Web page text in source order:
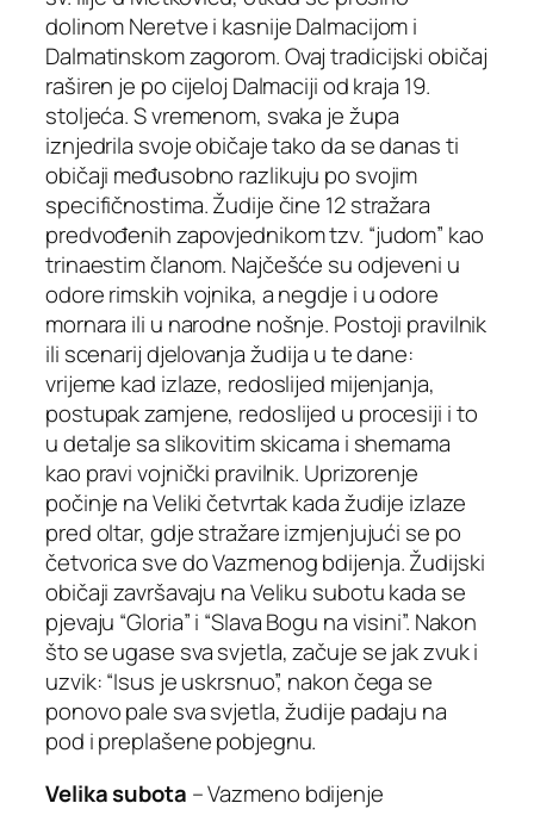
dolinom Neretve i kasnije Dalmacijom i
Dalmatinskom zagorom. Ovaj tradicijski običaj
raširen je po cijeloj Dalmaciji od kraja 19.
stoljeća. S vremenom, svaka je župa
iznjedrila svoje običaje tako da se danas ti
običaji međusobno razlikuju po svojim
specifičnostima. Žudije čine 12 stražara
predvođenih zapovjednikom tzv. “judom” kao
trinaestim članom. Najčešće su odjeveni u
odore rimskih vojnika, a negdje i u odore
mornara ili u narodne nošnje. Postoji pravilnik
ili scenarij djelovanja žudija u te dane:
vrijeme kad izlaze, redoslijed mijenjanja,
postupak zamjene, redoslijed u procesiji i to
u detalje sa slikovitim skicama i shemama
kao pravi vojnički pravilnik. Uprizorenje
počinje na Veliki četvrtak kada žudije izlaze
pred oltar, gdje stražare izmjenjujući se po
četvorica sve do Vazmenog bdijenja. Žudijski
običaji završavaju na Veliku subotu kada se
pjevaju “Gloria” i “Slava Bogu na visini”. Nakon
što se ugase sva svjetla, začuje se jak zvuk i
uzvik: “Isus je uskrsnuo”, nakon čega se
ponovo pale sva svjetla, žudije padaju na
pod i preplašene pobjegnu.
Velika subota – Vazmeno bdijenje